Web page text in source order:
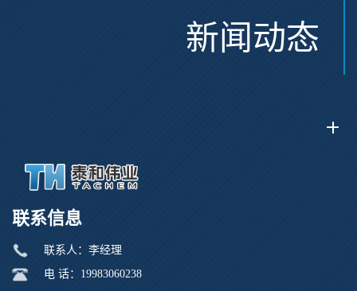
新闻动态
联系信息
联系人：李经理
电 话：19983060238